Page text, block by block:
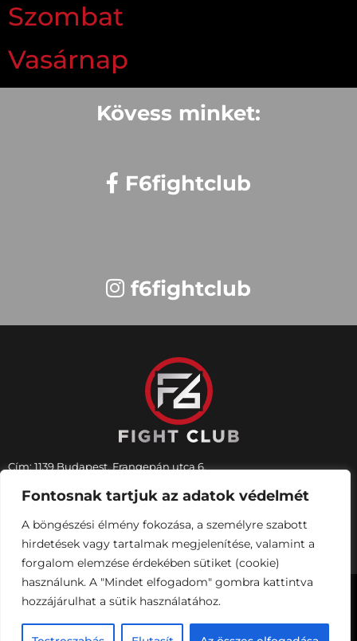
Fontosnak tartjuk az adatok védelmét
A böngészési élmény fokozása, a személyre szabott
hirdetések vagy tartalmak megjelenítése, valamint a
forgalom elemzése érdekében sütiket (cookie)
használunk. A "Mindet elfogadom" gombra kattintva
hozzájárulhat a sütik használatához.
Szombat
Vasárnap
Kövess minket:
F6fightclub
f6fightclub
Cím: 1139 Budapest, Frangepán utca 6.
Kempo edzések:+36 30 971 5380
Email:
f6fightclub@gmail.com
www.f6fightclub.hu
Copyright 2026 – F6 Fight Club – Minden jog